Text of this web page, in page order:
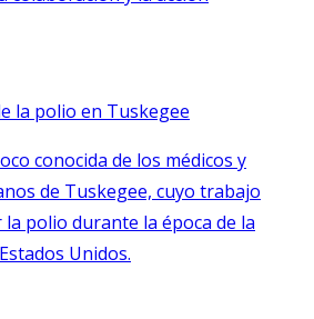
la polio en Tuskegee
conocida de los médicos y
de Tuskegee, cuyo trabajo
polio durante la época de la
Unidos.